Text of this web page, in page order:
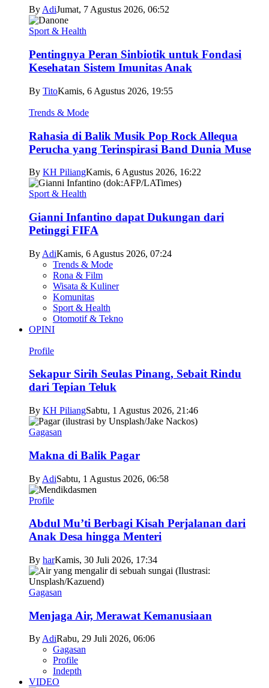
ByAdiJumat, 7 Agustus 2026, 06:52
Sport & Health
Pentingnya Peran Sinbiotik untuk Fondasi
Kesehatan Sistem Imunitas Anak
By TitoKamis, 6 Agustus 2026, 19:55
Trends & Mode
Rahasia di Balik Musik Pop Rock Allequa
Perucha yang Terinspirasi Band Dunia Muse
By KH PiliangKamis, 6 Agustus 2026, 16:22
Sport & Health
Gianni Infantino dapat Dukungan dari
Petinggi FIFA
By AdiKamis, 6 Agustus 2026, 07:24
Trends & Mode
Rona & Film
Wisata & Kuliner
Komunitas
Sport & Health
Otomotif & Tekno
OPINI
Profile
Sekapur Sirih Seulas Pinang, Sebait Rindu
dari Tepian Teluk
By KH PiliangSabtu, 1 Agustus 2026, 21:46
Gagasan
Makna di Balik Pagar
By AdiSabtu, 1 Agustus 2026, 06:58
Profile
Abdul Mu’ti Berbagi Kisah Perjalanan dari
Anak Desa hingga Menteri
By harKamis, 30 Juli 2026, 17:34
Gagasan
Menjaga Air, Merawat Kemanusiaan
ByAdiRabu, 29 Juli 2026, 06:06
Gagasan
Profile
Indepth
VIDEO